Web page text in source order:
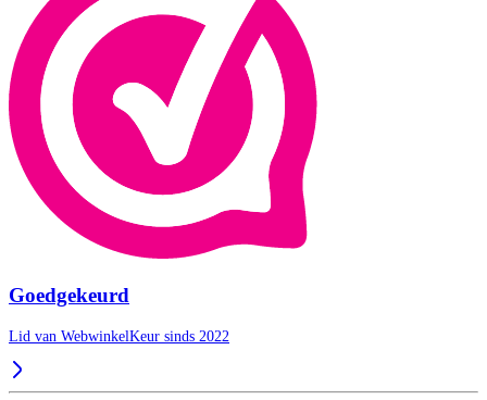
Goedgekeurd
Lid van WebwinkelKeur sinds 2022